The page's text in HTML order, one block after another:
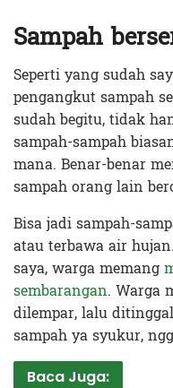
Sampah
Seperti yang sudah
pengangkut sampah
sudah begitu, tidak
sampah-sampah
mana. Benar-benar
sampah orang lain
Bisa jadi sampah-
atau terbawa air
saya, warga memang
sembarangan. Warga
dilempar, lalu
sampah ya syukur,
Baca Juga: